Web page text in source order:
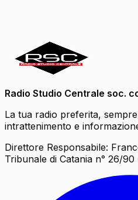
Radio Studio Centrale soc.
La tua radio preferita,
intrattenimento e
Direttore Responsabile:
Tribunale di Catania n° 26/90